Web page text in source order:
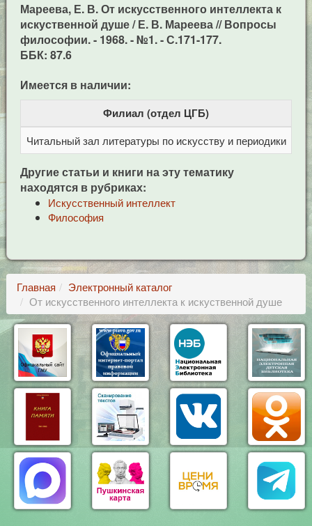
Мареева, Е. В. От искусственного интеллекта к
искуственной душе / Е. В. Мареева // Вопросы
философии. - 1968. - №1. - С.171-177.
ББК: 87.6
Имеется в наличии:
Филиал (отдел ЦГБ)
Читальный зал литературы по искусству и периодики
Другие статьи и книги на эту тематику
находятся в рубриках:
Искусственный интеллект
Философия
Главная
Электронный каталог
От искусственного интеллекта к искуственной душе